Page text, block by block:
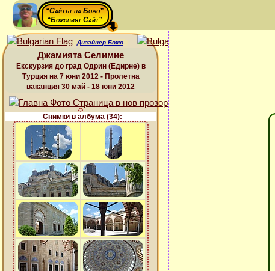
“Сайтът на Божо”
“Божовият Сайт”
Дизайнер Божо
Джамията Селимие
Екскурзия до град Одрин (Едирне) в
Турция на 7 юни 2012 - Пролетна
ваканция 30 май - 18 юни 2012
Снимки в албума (34):